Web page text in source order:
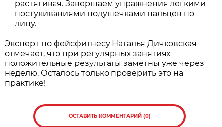
растягивая. Завершаем упражнения легкими
постукиваниями подушечками пальцев по
лицу.
Эксперт по фейсфитнесу Наталья Дичковская
отмечает, что при регулярных занятиях
положительные результаты заметны уже через
неделю. Осталось только проверить это на
практике!
ОСТАВИТЬ КОММЕНТАРИЙ (0)